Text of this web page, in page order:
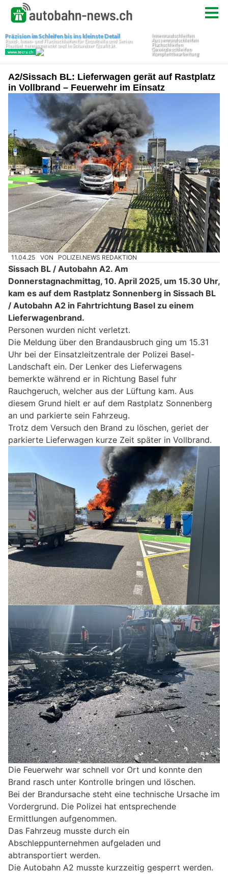
A2/Sissach BL: Lieferwagen gerät auf Rastplatz
in Vollbrand – Feuerwehr im Einsatz
11.04.25 VON POLIZEI.NEWS REDAKTION
Sissach BL / Autobahn A2. Am
Donnerstagnachmittag, 10. April 2025, um 15.30 Uhr,
kam es auf dem Rastplatz Sonnenberg in Sissach BL
/ Autobahn A2 in Fahrtrichtung Basel zu einem
Lieferwagenbrand.
Personen wurden nicht verletzt.
Die Meldung über den Brandausbruch ging um 15.31
Uhr bei der Einsatzleitzentrale der Polizei Basel-
Landschaft ein. Der Lenker des Lieferwagens
bemerkte während er in Richtung Basel fuhr
Rauchgeruch, welcher aus der Lüftung kam. Aus
diesem Grund hielt er auf dem Rastplatz Sonnenberg
an und parkierte sein Fahrzeug.
Trotz dem Versuch den Brand zu löschen, geriet der
parkierte Lieferwagen kurze Zeit später in Vollbrand.
Die Feuerwehr war schnell vor Ort und konnte den
Brand rasch unter Kontrolle bringen und löschen.
Bei der Brandursache steht eine technische Ursache im
Vordergrund. Die Polizei hat entsprechende
Ermittlungen aufgenommen.
Das Fahrzeug musste durch ein
Abschleppunternehmen aufgeladen und
abtransportiert werden.
Die Autobahn A2 musste kurzzeitig gesperrt werden.